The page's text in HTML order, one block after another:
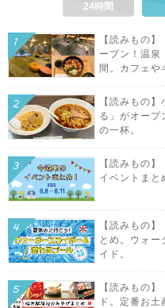
24時間
【読みもの
ープン！温泉
間。カフェや
【読みもの
る」がオープ
の一杯。
【読みもの
イベントまと
【読みもの
とめ。ウォー
イド。
【読みもの
ド。定番お